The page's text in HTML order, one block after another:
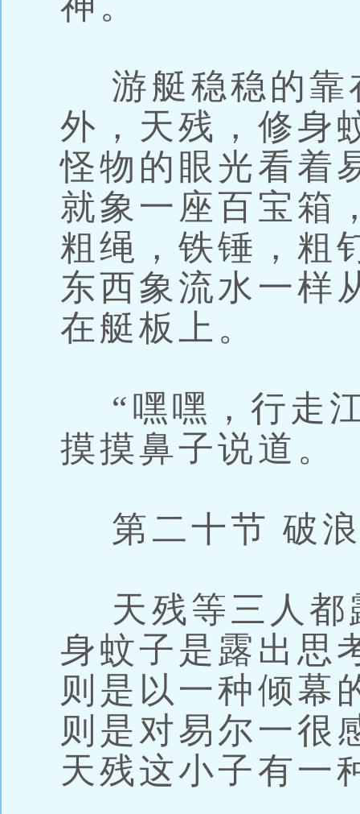
游艇稳稳的靠
外，天残，修身
怪物的眼光看着
就象一座百宝箱
粗绳，铁锤，粗
东西象流水一样
在艇板上。
“嘿嘿，行走
摸摸鼻子说道。
第二十节 破
天残等三人都
身蚊子是露出思
则是以一种倾幕
则是对易尔一很
天残这小子有一